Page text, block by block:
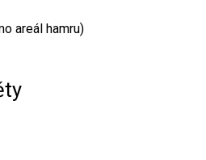
areál hamru)